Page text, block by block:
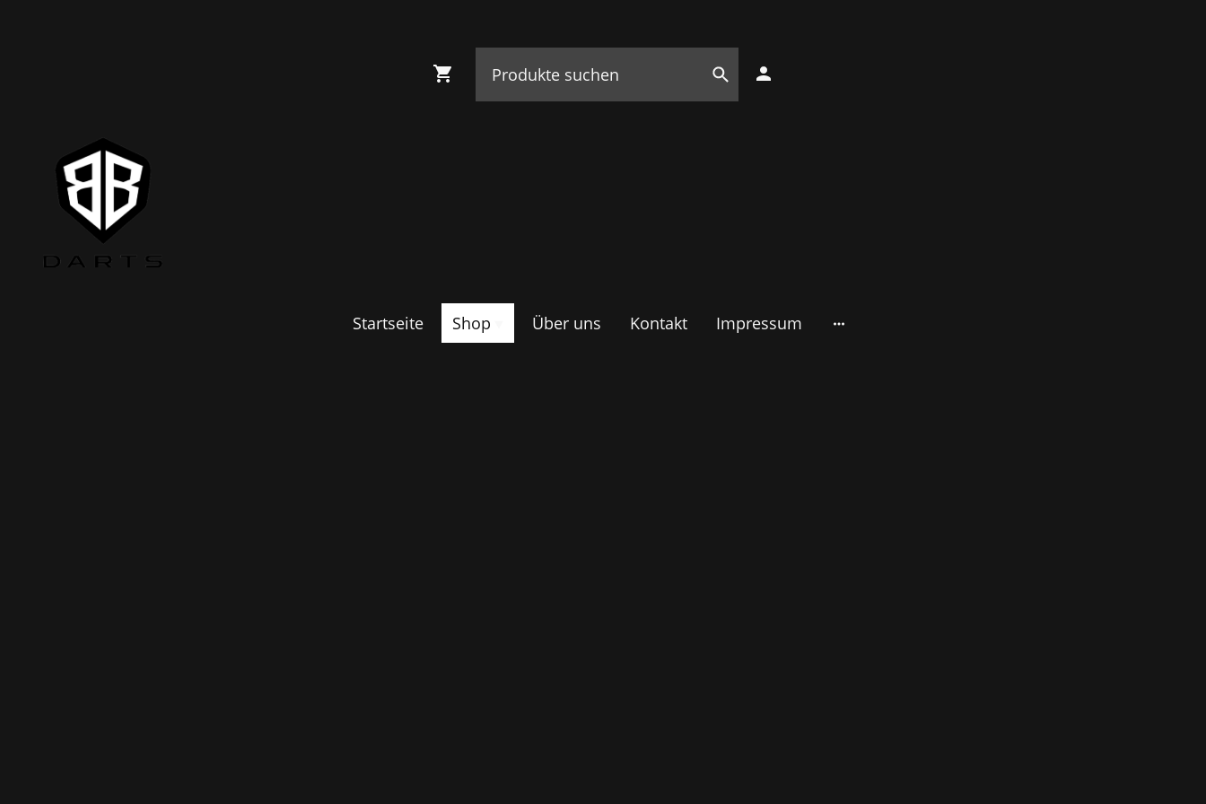
Startseite Shop Über uns Kontakt Impressum